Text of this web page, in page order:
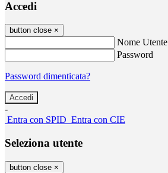
Accedi
button close ×
Nome Utente
Password
Password dimenticata?
-
Entra con SPID Entra con CIE
Seleziona utente
button close ×